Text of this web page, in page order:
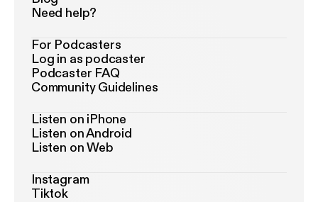
Need help?
For Podcasters
Log in as podcaster
Podcaster FAQ
Community Guidelines
Listen on iPhone
Listen on Android
Listen on Web
Instagram
Tiktok